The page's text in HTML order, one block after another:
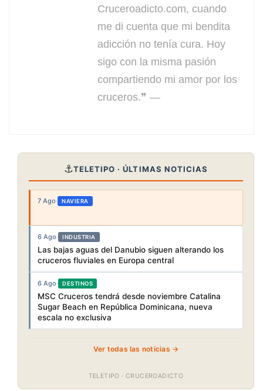
Cruceroadicto.com, cuando
me di cuenta que mi bendita
adicción no tenía cura. Hoy
sigo con la misma pasión
compartiendo mi amor por los
cruceros.❞ —
⚓TELETIPO · ÚLTIMAS NOTICIAS
7 Ago· NAVIERA
6 Ago· INDUSTRIA
Las bajas aguas del Danubio siguen alterando los
cruceros fluviales en Europa central
6 Ago· DESTINOS
MSC Cruceros tendrá desde noviembre Catalina
Sugar Beach en República Dominicana, nueva
escala no exclusiva
Ver todas las noticias →
TELETIPO · CRUCEROADICTO